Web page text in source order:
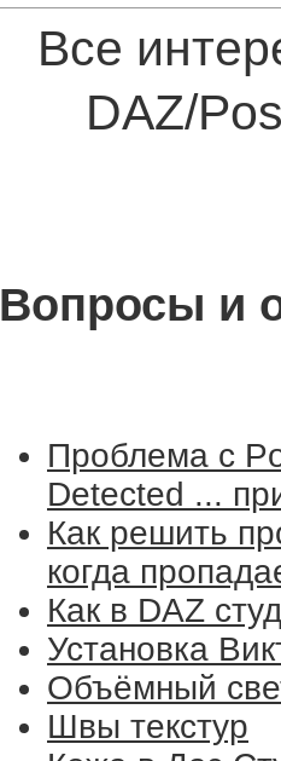
Все
DAZ/
Вопросы и
Проблема с
Detected ...
Как решить
когда
Как в DAZ
Установка
Объёмный
Швы текстур